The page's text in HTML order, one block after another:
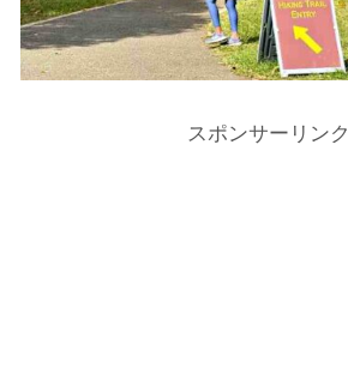
スポンサーリンク